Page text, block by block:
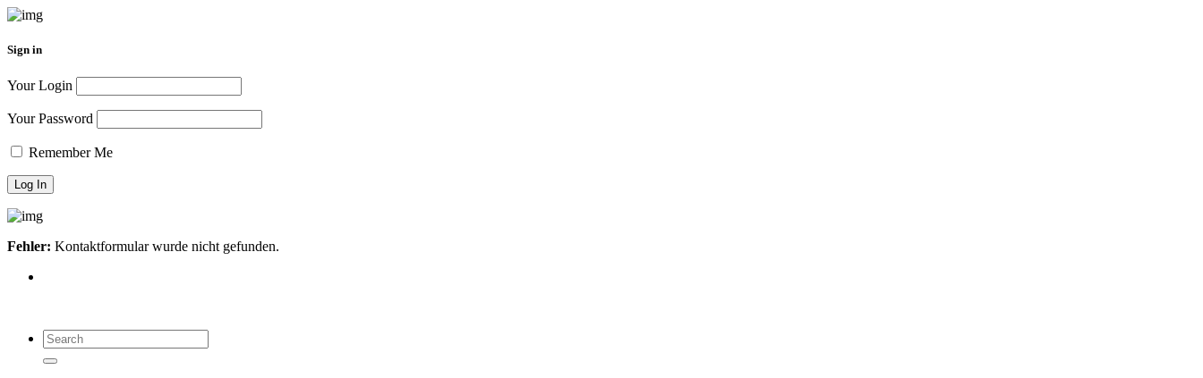
Sign in
Your Login
Your Password
Remember Me
Fehler: Kontaktformular wurde nicht gefunden.
Search
for:
Search